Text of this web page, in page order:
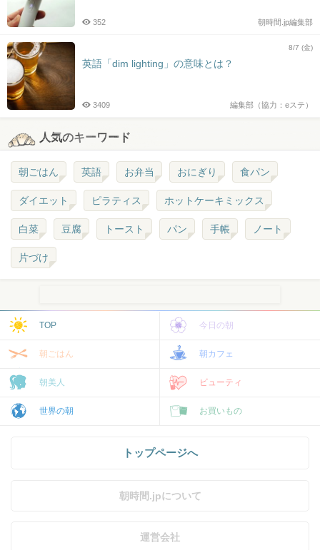
朝時間.jp編集部
352
8/7 (金)
英語「dim lighting」の意味とは？
編集部（協力：eステ）
3409
人気のキーワード
朝ごはん 英語 お弁当 おにぎり 食パン
ダイエット ピラティス ホットケーキミックス
白菜 豆腐 トースト パン 手帳 ノート
片づけ
TOP 今日の朝
朝ごはん 朝カフェ
朝美人 ビューティ
世界の朝 お買いもの
トップページへ
朝時間.jpについて
運営会社